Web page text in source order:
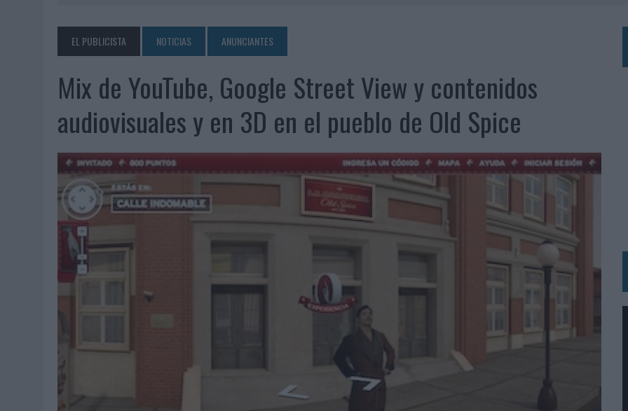
07/08/2026 | EL VERANO PONE A PRUEBA LA ESTRATEGIA DIGITAL DE LAS MARCAS
07/08/2026
VUELING CONVIERTE LOS RECUERDOS EN SOUVENIRS CON IA
07/08/2026 |
CUANDO SE APAGUE EL SOL, EL ECLIPSE DE 2026 PONDRÁ A PRUEBA LA CREATIVIDAD DE LAS MARCAS
06/08/2026 |
‘LA VUELTA’, DE FENOMENAL PARA MÁLAGA CF
06/08/2026 | LA TELEVISIÓN SIGUE LIDERANDO EL CONSUMO DE MEDIOS EN VERANO Y SUPERA AL MÓVIL COMO DISPOSITIVO MÁS UTILIZADO
06/08/2026 | EL USO DE LA IA GENERATIVA ALCANZA YA AL 62% DE LOS ESPAÑOLES
06/08/2026 | SYSTEM1 NOMBRA A KIMBERLY BASTONI COMO NUEVA DIRECTORA COMERCIAL GLOBAL
06/08/2026
| FRIGO Y UNIQLO LANZAN UNA COLECCIÓN PERSONALIZABLE INSPIRADA EN CORNETTO, CALIPPO Y SOLERO
06/08/2026
BEON WORLDWIDE LANZA RAÍZ URBANA PARA TRANSFORMAR EL PATRIMONIO HISTÓRICO EN ACTIVOS CULTURALES Y ECONÓMICOS
FABRA COMUNICACIÓN INCORPORA A CASONÁ Y ASUME LA GESTIÓN DE SUS RELACIONES CON LOS MEDIOS
LOPESAN HOTELS & RESORTS ACERCA EL PARAÍSO CANARIO EN SU ÚLTIMA CAMPAÑA INTERNACIONAL
LUIS ARQUILLOS (BURGO DE ARIAS): “LA CONSTRUCCIÓN DE MARCA A LARGO PLAZO Y LA MEDICIÓN SON DOS CARAS DE LA MISMA
‘EL PARAÍSO MÁS CERCA’, DE 22GRADOS PARA LOPESAN HOTELS & RESORTS
EL PUBLICISTA NOTICIAS ANUNCIANTES
Mix de YouTube, Google Street View y contenidos
audiovisuales y en 3D en el pueblo de Old Spice